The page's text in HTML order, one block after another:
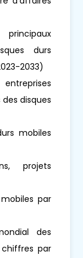
durs
2033)
disques
mobiles
projets
par
des
par